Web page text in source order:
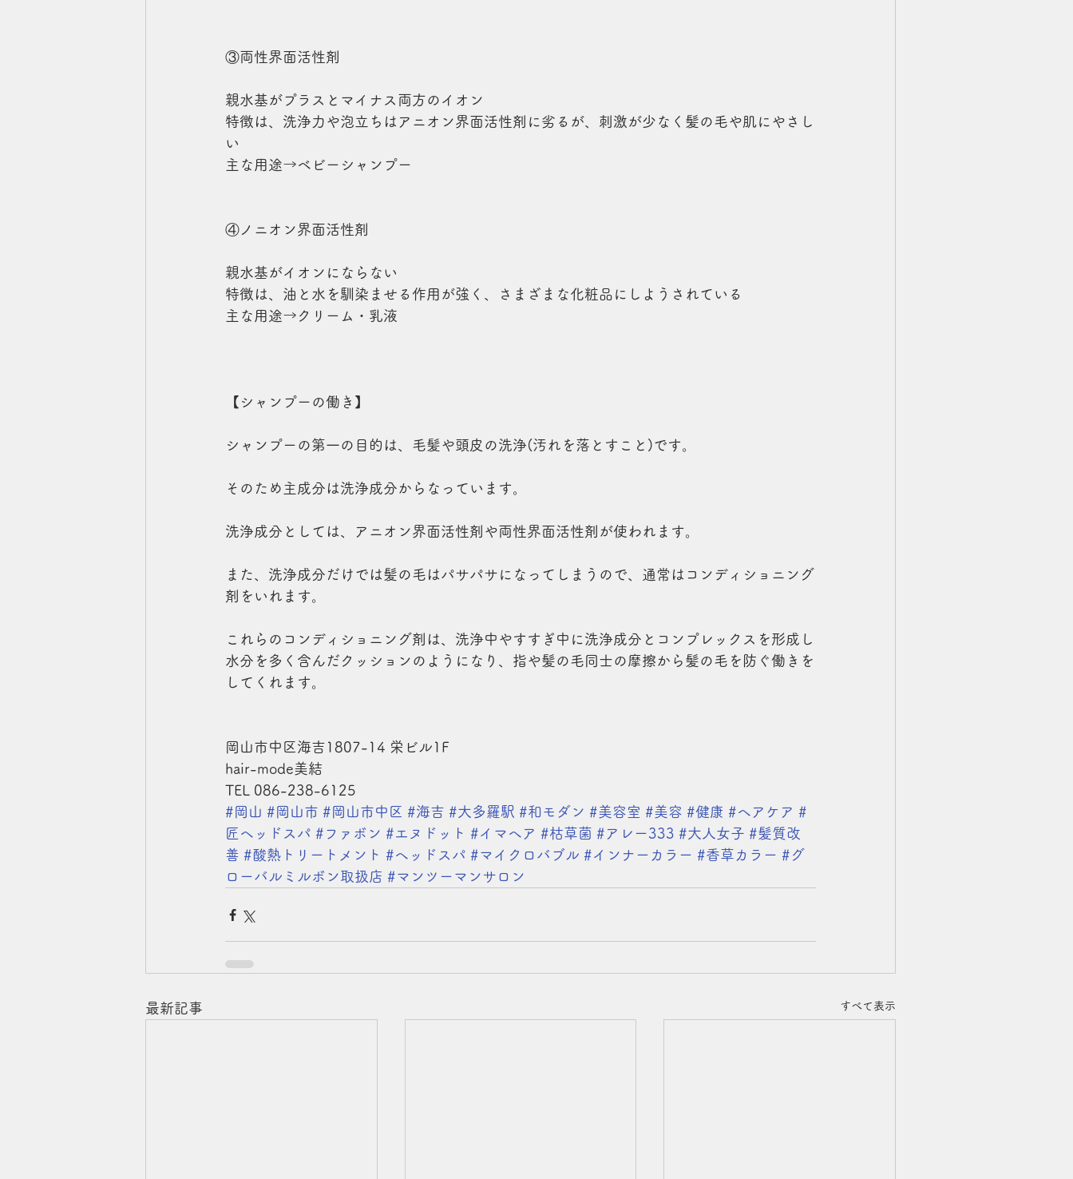
③両性界面活性剤
親水基がプラスとマイナス両方のイオン
特徴は、洗浄力や泡立ちはアニオン界面活性剤に劣るが、刺激が少なく髪の毛や肌にやさし
い
主な用途→ベビーシャンプー
④ノニオン界面活性剤
親水基がイオンにならない
特徴は、油と水を馴染ませる作用が強く、さまざまな化粧品にしようされている
主な用途→クリーム・乳液
【シャンプーの働き】
シャンプーの第一の目的は、毛髪や頭皮の洗浄(汚れを落とすこと)です。
そのため主成分は洗浄成分からなっています。
洗浄成分としては、アニオン界面活性剤や両性界面活性剤が使われます。
また、洗浄成分だけでは髪の毛はパサパサになってしまうので、通常はコンディショニング
剤をいれます。
これらのコンディショニング剤は、洗浄中やすすぎ中に洗浄成分とコンプレックスを形成し
水分を多く含んだクッションのようになり、指や髪の毛同士の摩擦から髪の毛を防ぐ働きを
してくれます。
岡山市中区海吉1807-14 栄ビル1F
hair-mode美結
TEL 086-238-6125
#岡山 #岡山市 #岡山市中区 #海吉 #大多羅駅 #和モダン #美容室 #美容 #健康 #ヘアケア #
匠ヘッドスパ #ファボン #エヌドット #イマヘア #枯草菌 #アレー333 #大人女子 #髪質改
善 #酸熱トリートメント #ヘッドスパ #マイクロバブル #インナーカラー #香草カラー #グ
ローバルミルボン取扱店 #マンツーマンサロン
最新記事 すべて表示